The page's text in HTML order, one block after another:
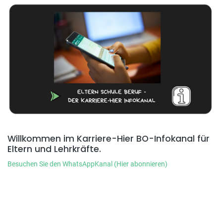
Willkommen im Karriere-Hier BO-Infokanal für
Eltern und Lehrkräfte.
Besuchen Sie den WhatsAppKanal (Hier abonnieren)